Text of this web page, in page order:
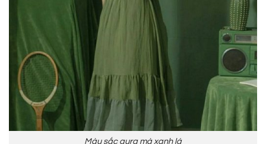
Màu sắc aura mà xanh lá